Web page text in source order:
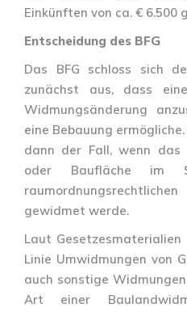
Einkünften von ca. €
Entscheidung des BFG
Das BFG schloss sich
zunächst aus, dass
Widmungsänderung
eine Bebauung
dann der Fall, wenn das
oder Baufläche im
gewidmet werde.
Laut
Linie Umwidmungen von
auch sonstige
Art einer